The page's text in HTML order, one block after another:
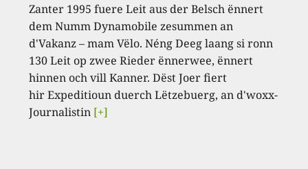
Zanter 1995 fuere Leit aus der Belsch ënnert
dem Numm Dynamobile zesummen an
d'Vakanz – mam Vëlo. Néng Deeg laang si ronn
130 Leit op zwee Rieder ënnerwee, ënnert
hinnen och vill Kanner. Dëst Joer fiert
hir Expeditioun duerch Lëtzebuerg, an d'woxx-
Journalistin [+]